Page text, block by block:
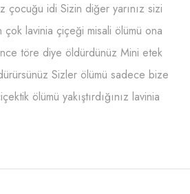
çocuğu idi Sizin diğer yarınız sizi
çok lavinia çiçeği misali ölümü ona
töre diye öldürdünüz Mini etek
Sizler ölümü sadece bize
ölümü yakıştırdığınız lavinia